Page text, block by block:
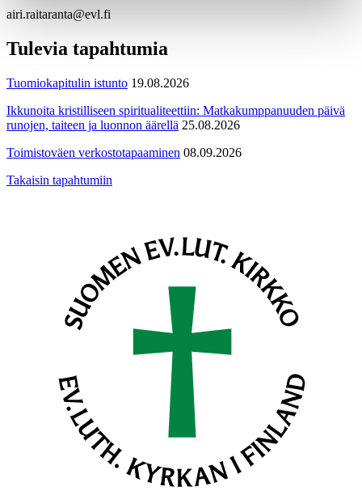
airi.raitaranta@evl.fi
Tulevia tapahtumia
Tuomiokapitulin istunto 19.08.2026
Ikkunoita kristilliseen spiritualiteettiin: Matkakumppanuuden päivä
runojen, taiteen ja luonnon äärellä 25.08.2026
Toimistoväen verkostotapaaminen 08.09.2026
Takaisin tapahtumiin